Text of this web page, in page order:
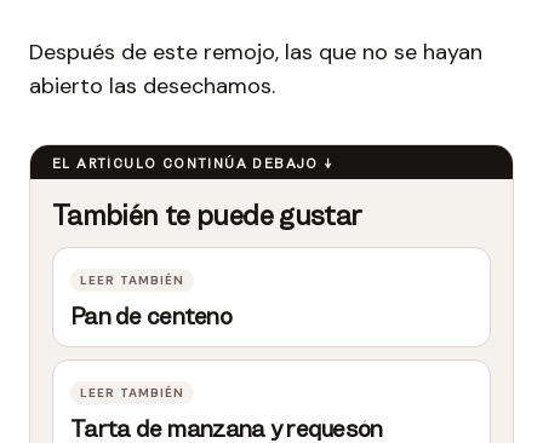
Después de este remojo, las que no se hayan
abierto las desechamos.
Pan de centeno
Tarta de manzana y requesón